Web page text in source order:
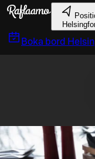
Gå till huvudinnehållet
Boka bord